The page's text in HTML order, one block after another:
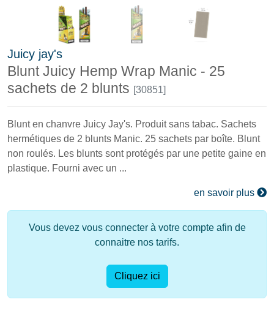
Juicy jay's
Blunt Juicy Hemp Wrap Manic - 25
sachets de 2 blunts [30851]
Blunt en chanvre Juicy Jay's. Produit sans tabac. Sachets
hermétiques de 2 blunts Manic. 25 sachets par boîte. Blunt
non roulés. Les blunts sont protégés par une petite gaine en
plastique. Fourni avec un ...
en savoir plus
Vous devez vous connecter à votre compte afin de
connaitre nos tarifs.
Cliquez ici